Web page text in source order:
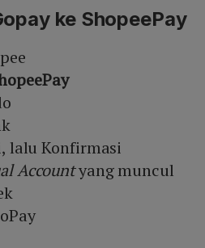
ke ShopeePay
lalu Konfirmasi
Accountyang muncul